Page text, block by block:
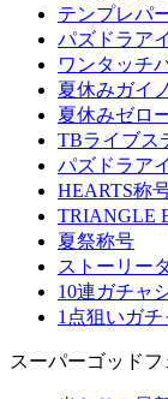
テンプレパ
パズドラア
ワンタッチ
夏休みガイ
夏休みゼロ
TBライブス
パズドラア
HEARTS称
TRIANGLE
夏祭称号
ストーリー
10連ガチャ
1点狙いガチ
スーパーゴッドフ